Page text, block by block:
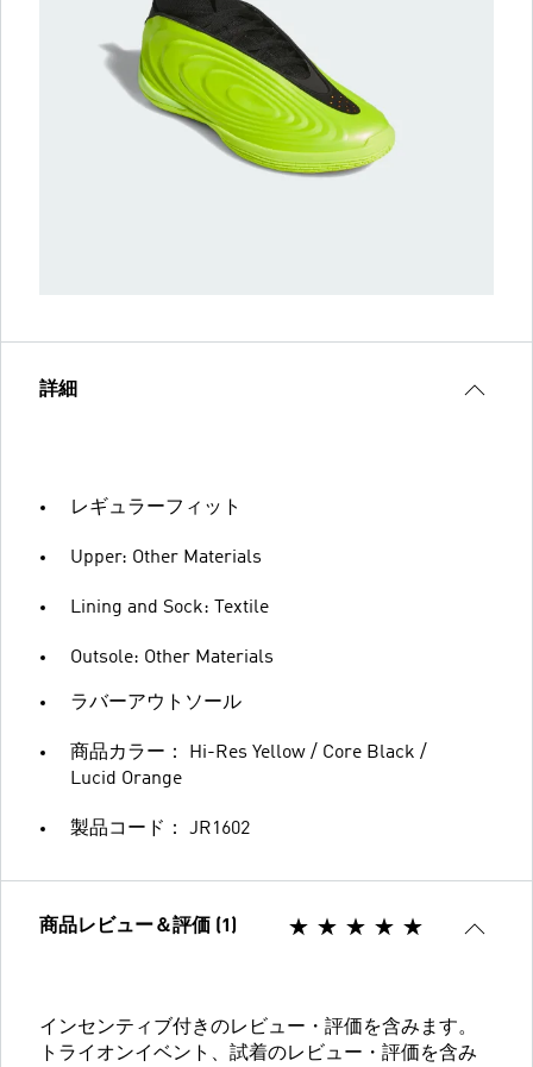
詳細
レギュラーフィット
Upper: Other Materials
Lining and Sock: Textile
Outsole: Other Materials
ラバーアウトソール
商品カラー： Hi-Res Yellow / Core Black /
Lucid Orange
製品コード： JR1602
商品レビュー＆評価 (1)
インセンティブ付きのレビュー・評価を含みます。
トライオンイベント、試着のレビュー・評価を含み